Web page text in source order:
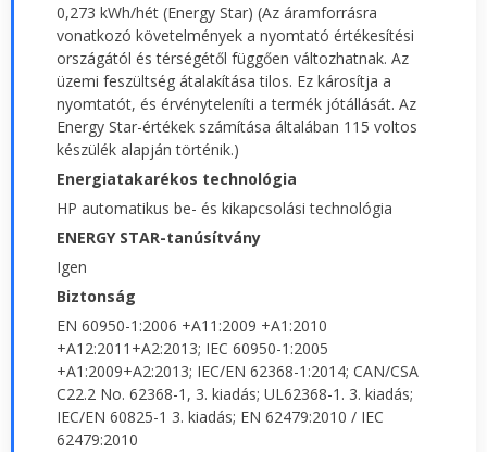
0,273 kWh/hét (Energy Star) (Az áramforrásra
vonatkozó követelmények a nyomtató értékesítési
országától és térségétől függően változhatnak. Az
üzemi feszültség átalakítása tilos. Ez károsítja a
nyomtatót, és érvényteleníti a termék jótállását. Az
Energy Star-értékek számítása általában 115 voltos
készülék alapján történik.)
Energiatakarékos technológia
HP automatikus be- és kikapcsolási technológia
ENERGY STAR-tanúsítvány
Igen
Biztonság
EN 60950-1:2006 +A11:2009 +A1:2010
+A12:2011+A2:2013; IEC 60950-1:2005
+A1:2009+A2:2013; IEC/EN 62368-1:2014; CAN/CSA
C22.2 No. 62368-1, 3. kiadás; UL62368-1. 3. kiadás;
IEC/EN 60825-1 3. kiadás; EN 62479:2010 / IEC
62479:2010